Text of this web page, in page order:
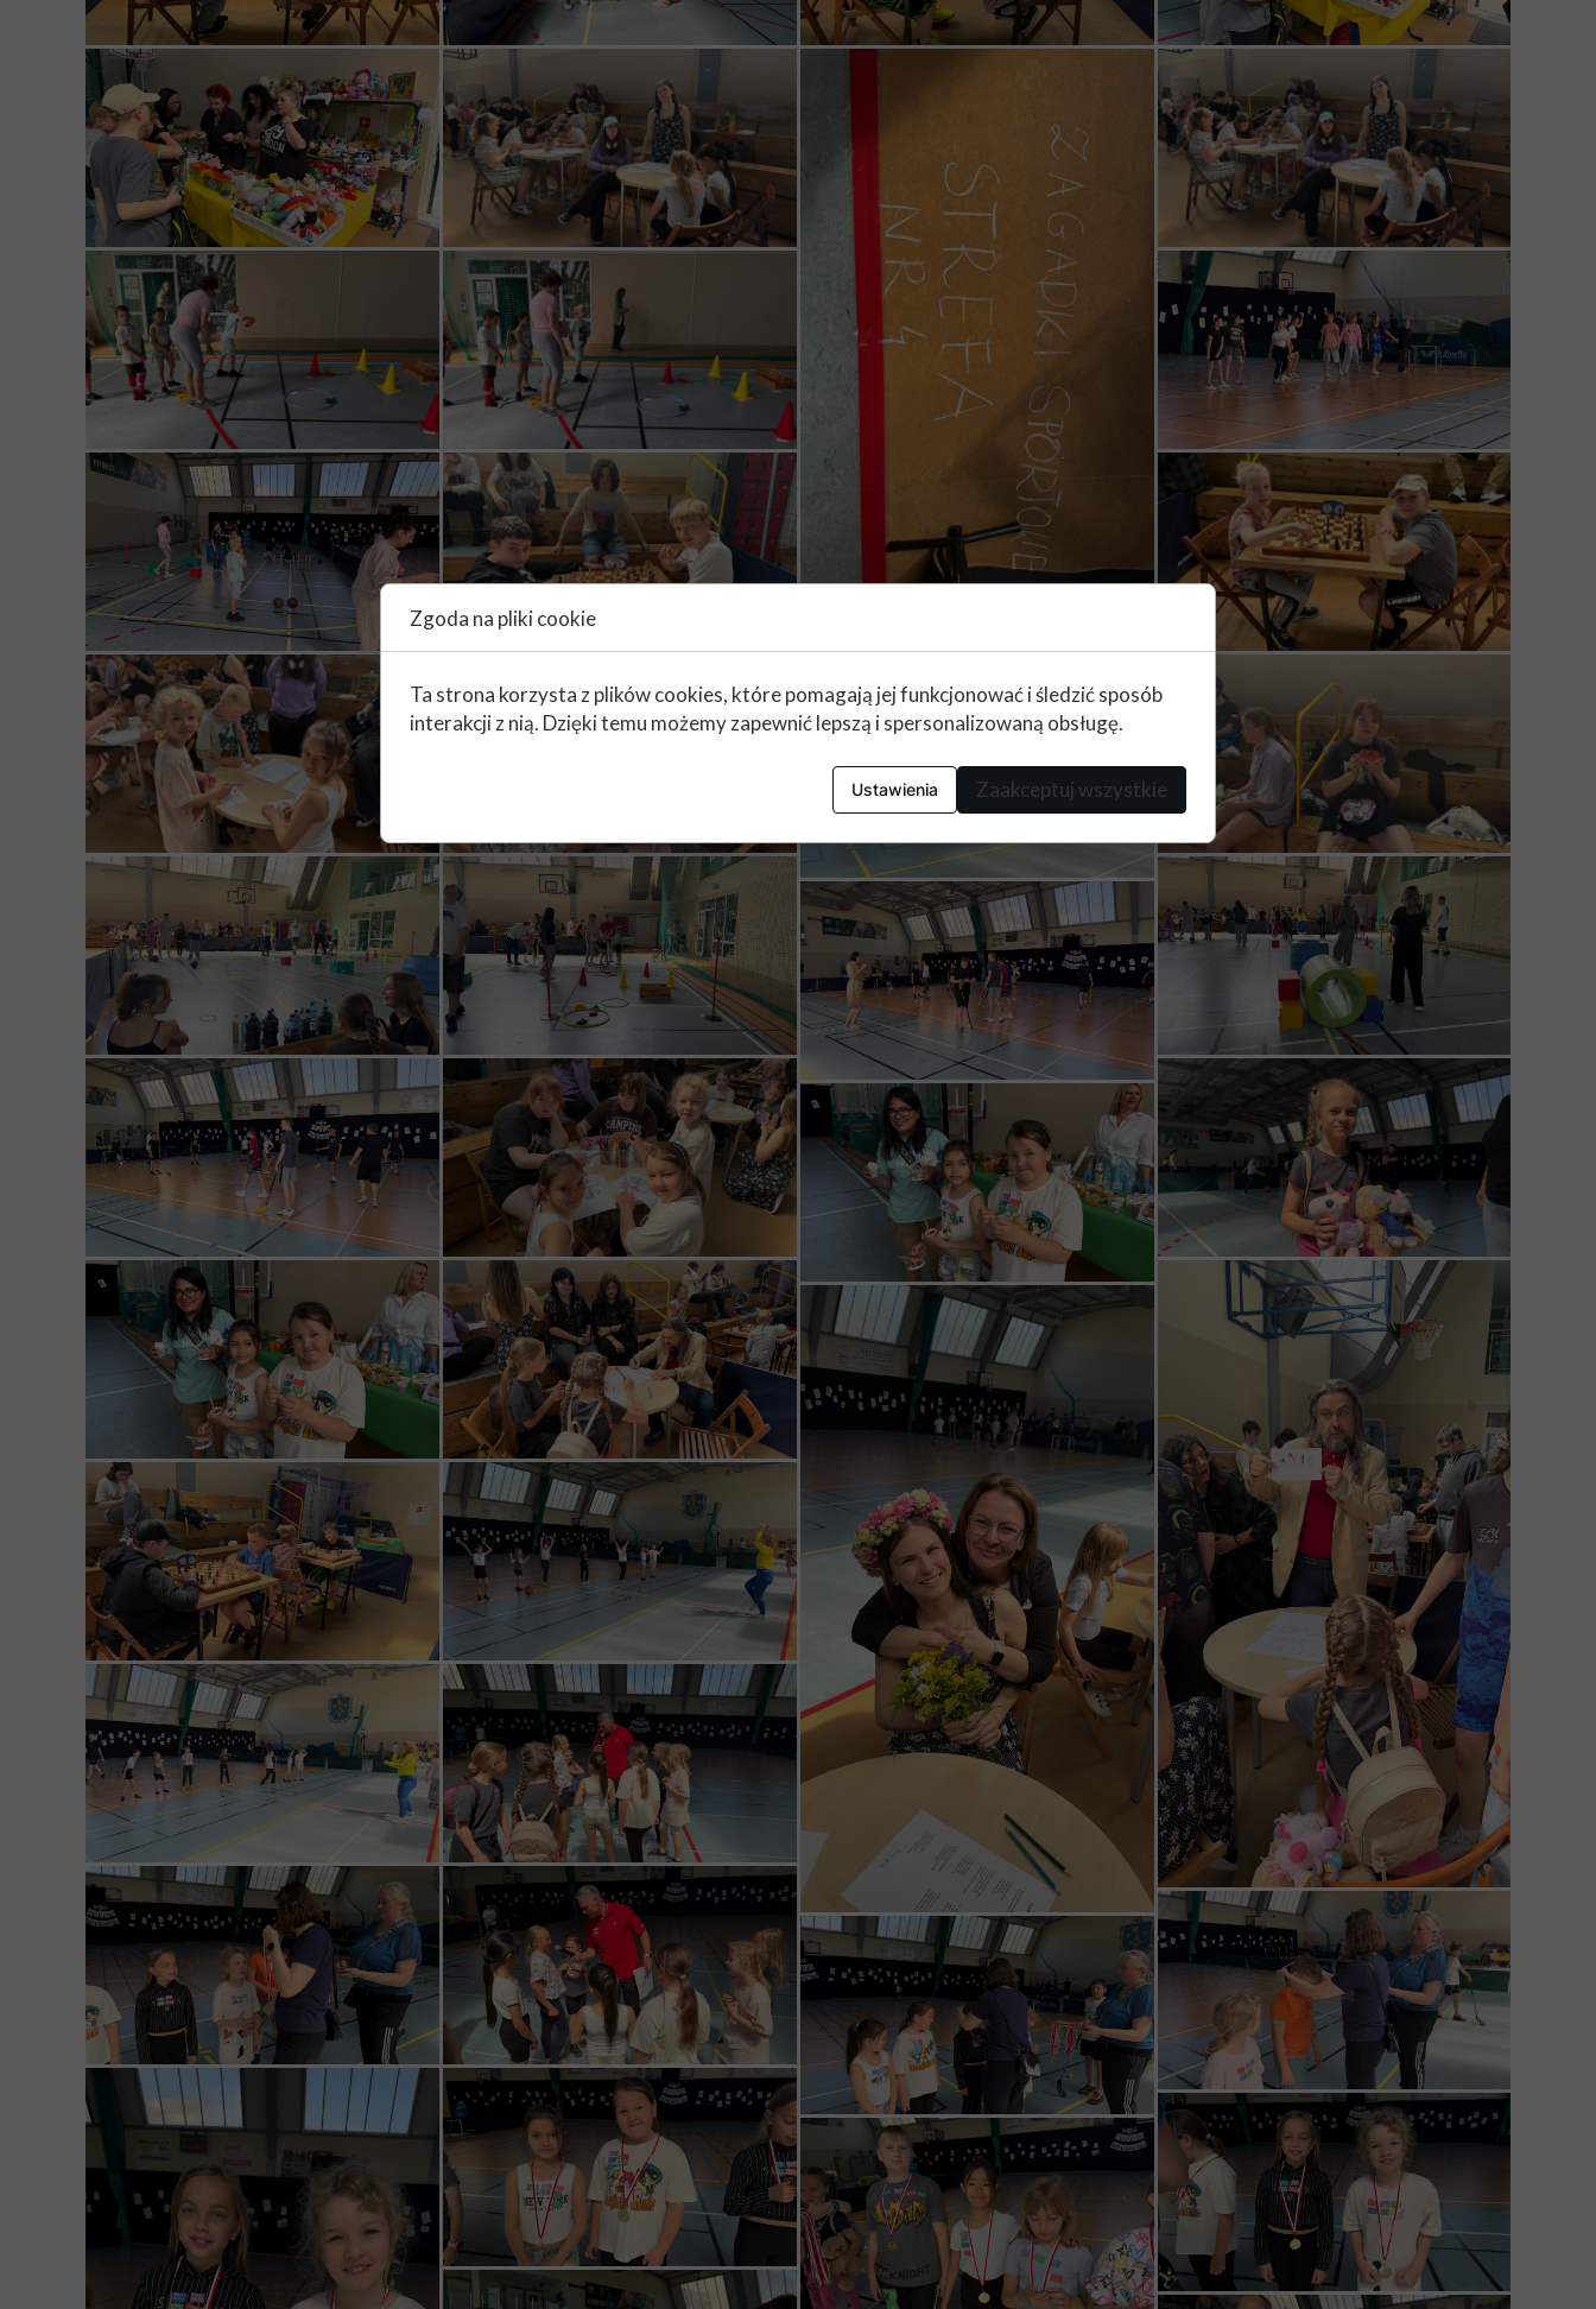
Zgoda na pliki cookie
Ta strona korzysta z plików cookies, które pomagają jej funkcjonować i śledzić sposób
interakcji z nią. Dzięki temu możemy zapewnić lepszą i spersonalizowaną obsługę.
Ustawienia Zaakceptuj wszystkie